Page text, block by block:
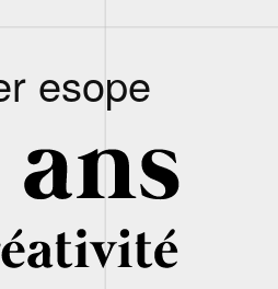
esope